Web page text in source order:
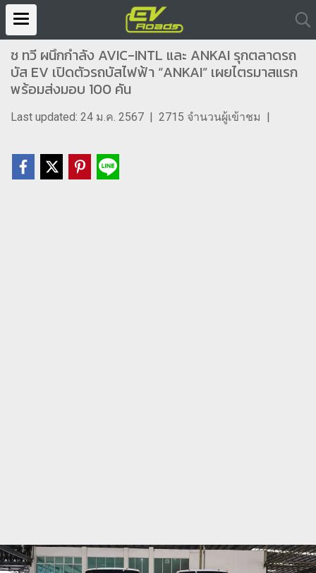
ช ทวี ผนึกกำลัง AVIC-INTL และ ANKAI รุกตลาดรถ
บัส EV เปิดตัวรถบัสไฟฟ้า “ANKAI” เผยไตรมาสแรก
พร้อมส่งมอบ 100 คัน
Last updated: 24 ม.ค. 2567 | 2715 จำนวนผู้เข้าชม |